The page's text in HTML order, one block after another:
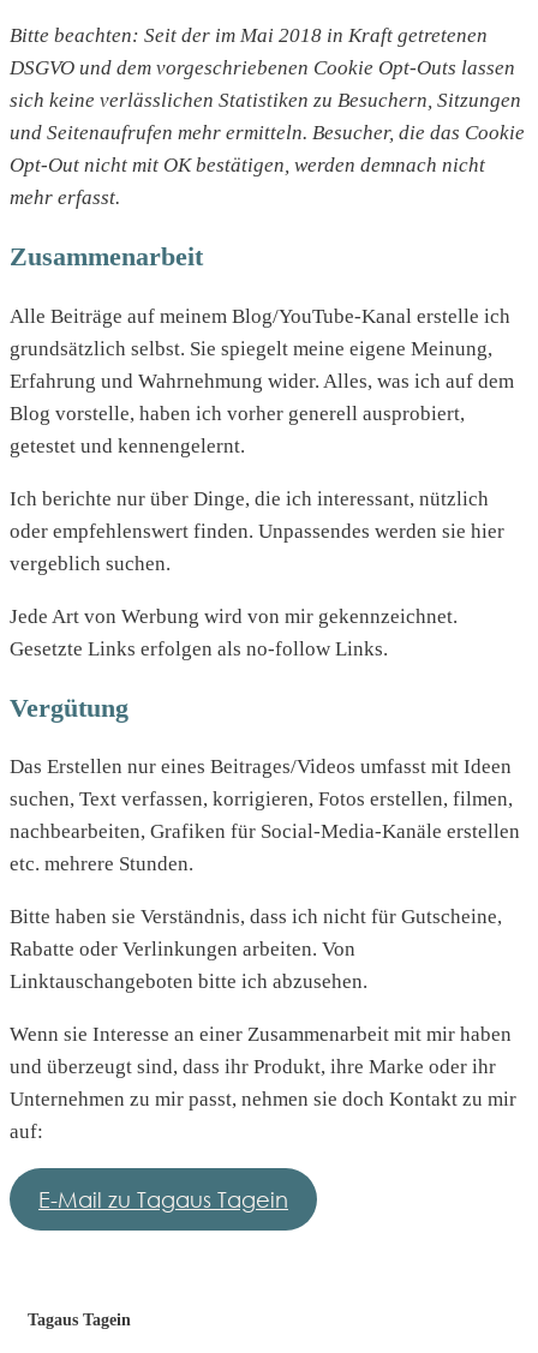
Bitte beachten: Seit der im Mai 2018 in Kraft getretenen
DSGVO und dem vorgeschriebenen Cookie Opt-Outs lassen
sich keine verlässlichen Statistiken zu Besuchern, Sitzungen
und Seitenaufrufen mehr ermitteln. Besucher, die das Cookie
Opt-Out nicht mit OK bestätigen, werden demnach nicht
mehr erfasst.
Zusammenarbeit
Alle Beiträge auf meinem Blog/YouTube-Kanal erstelle ich
grundsätzlich selbst. Sie spiegelt meine eigene Meinung,
Erfahrung und Wahrnehmung wider. Alles, was ich auf dem
Blog vorstelle, haben ich vorher generell ausprobiert,
getestet und kennengelernt.
Ich berichte nur über Dinge, die ich interessant, nützlich
oder empfehlenswert finden. Unpassendes werden sie hier
vergeblich suchen.
Jede Art von Werbung wird von mir gekennzeichnet.
Gesetzte Links erfolgen als no-follow Links.
Vergütung
Das Erstellen nur eines Beitrages/Videos umfasst mit Ideen
suchen, Text verfassen, korrigieren, Fotos erstellen, filmen,
nachbearbeiten, Grafiken für Social-Media-Kanäle erstellen
etc. mehrere Stunden.
Bitte haben sie Verständnis, dass ich nicht für Gutscheine,
Rabatte oder Verlinkungen arbeiten. Von
Linktauschangeboten bitte ich abzusehen.
Wenn sie Interesse an einer Zusammenarbeit mit mir haben
und überzeugt sind, dass ihr Produkt, ihre Marke oder ihr
Unternehmen zu mir passt, nehmen sie doch Kontakt zu mir
auf:
E-Mail zu Tagaus Tagein
Tagaus Tagein